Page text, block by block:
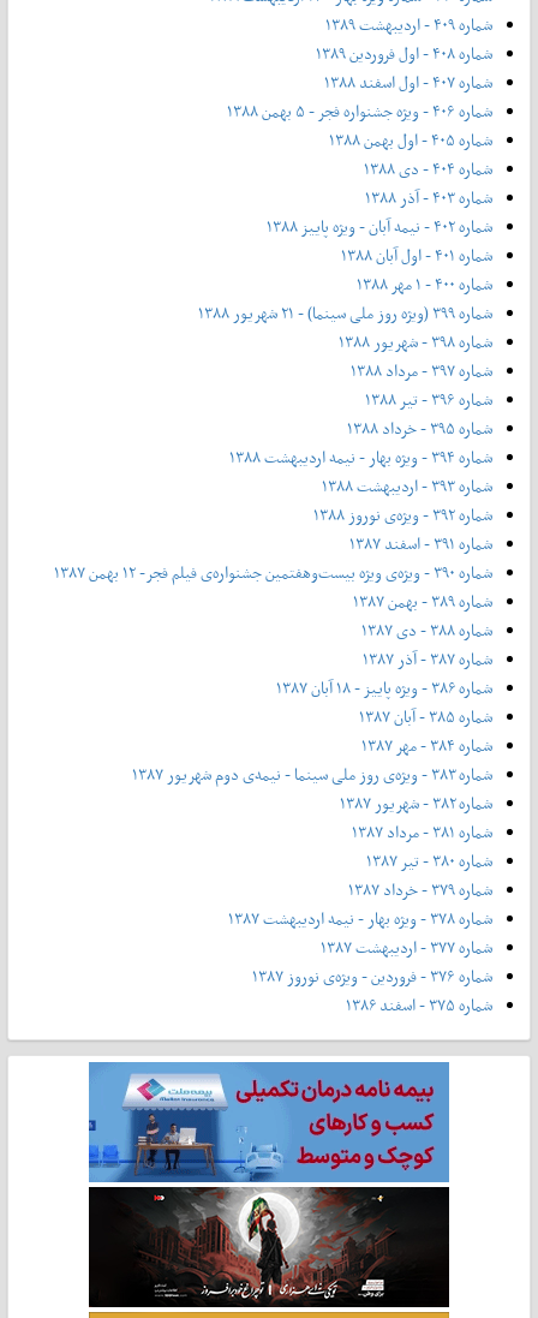
شماره ۴۰۹ - اردیبهشت ۱۳۸۹
شماره ۴۰۸ - اول فروردین ۱۳۸۹
شماره ۴۰۷ - اول اسفند ۱۳۸۸
شماره ۴۰۶ - ویژه جشنواره فجر - ۵ بهمن ۱۳۸۸
شماره ۴۰۵ - اول بهمن ۱۳۸۸
شماره ۴۰۴ - دی ۱۳۸۸
شماره ۴۰۳ - آذر ۱۳۸۸
شماره ۴۰۲ - نیمه آبان - ویژه پاییز ۱۳۸۸
شماره ۴۰۱ - اول آبان ۱۳۸۸
شماره ۴۰۰ - ۱ مهر ۱۳۸۸
شماره ۳۹۹ (ویژه روز ملی سینما) - ۲۱ شهریور ۱۳۸۸
شماره ۳۹۸ - شهریور ۱۳۸۸
شماره ۳۹۷ - مرداد ۱۳۸۸
شماره ۳۹۶ - تیر ۱۳۸۸
شماره ۳۹۵ - خرداد ۱۳۸۸
شماره ۳۹۴ - ویژه بهار - نیمه‌ اردیبهشت ۱۳۸۸
شماره ۳۹۳ - اردیبهشت ۱۳۸۸
شماره ۳۹۲ - ویژه‌ی نوروز ۱۳۸۸
شماره ۳۹۱ - اسفند ۱۳۸۷
شماره ۳۹۰ - ویژه‌ی ویژه بیست‌و‌هفتمین جشنواره‌ی فیلم فجر- ۱۲ بهمن ۱۳۸۷
شماره ۳۸۹ - بهمن ۱۳۸۷
شماره ۳۸۸ - دی ۱۳۸۷
شماره ۳۸۷ - آذر ۱۳۸۷
شماره ۳۸۶ - ویژه پاییز - ۱۸ آبان ۱۳۸۷
شماره ۳۸۵ - آبان ۱۳۸۷
شماره ۳۸۴ - مهر ۱۳۸۷
شماره ۳۸۳ - ویژه‌ی روز ملی سینما - نیمه‌ی دوم شهریور ۱۳۸۷
شماره ۳۸۲ - شهریور ۱۳۸۷
شماره ۳۸۱ - مرداد ۱۳۸۷
شماره ۳۸۰ - تیر ۱۳۸۷
شماره ۳۷۹ - خرداد ۱۳۸۷
شماره ۳۷۸ - ویژه بهار - نیمه‌ اردیبهشت ۱۳۸۷
شماره ۳۷۷ - اردیبهشت ۱۳۸۷
شماره ۳۷۶ - فروردین - ویژه‌ی نوروز ۱۳۸۷
شماره ۳۷۵ - اسفند ۱۳۸۶